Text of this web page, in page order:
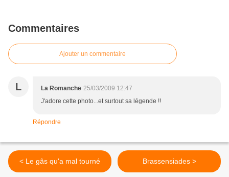
Commentaires
Ajouter un commentaire
L La Romanche 25/03/2009 12:47
J'adore cette photo...et surtout sa légende !!
Répondre
< Le gâs qu'a mal tourné Brassensiades >